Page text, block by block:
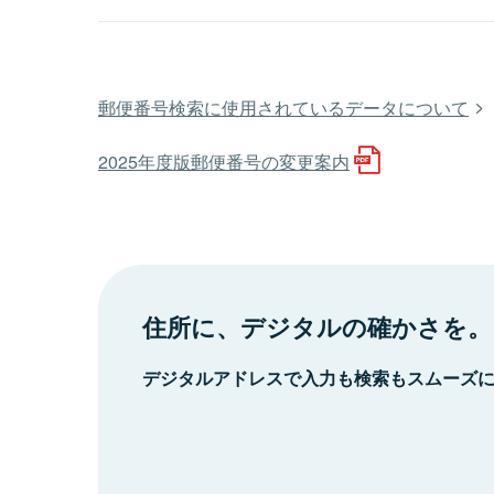
郵便番号検索に使用されているデータについて
2025年度版郵便番号の変更案内
住所に、デジタルの確かさを。
デジタルアドレスで入力も検索もスムーズ